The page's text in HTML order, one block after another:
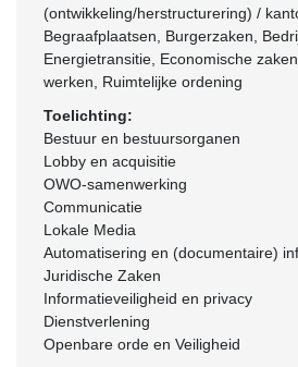
(ontwikkeling/herstructurering) /
Begraafplaatsen, Burgerzaken,
Energietransitie, Economische
werken, Ruimtelijke ordening
Toelichting:
Bestuur en bestuursorganen
Lobby en acquisitie
OWO-samenwerking
Communicatie
Lokale Media
Automatisering en (documentaire)
Juridische Zaken
Informatieveiligheid en privacy
Dienstverlening
Openbare orde en Veiligheid